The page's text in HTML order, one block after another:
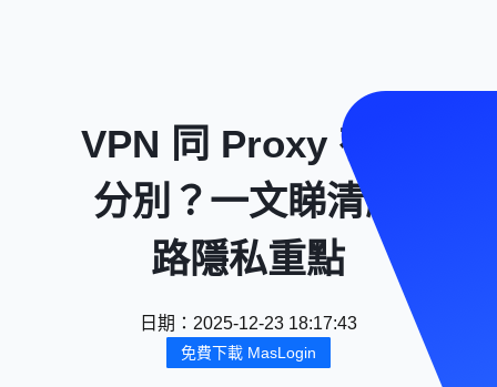
VPN 同 Proxy 有咩
分別？一文睇清網
路隱私重點
日期 ： 2025-12-23 18:17:43
免費下載 MasLogin